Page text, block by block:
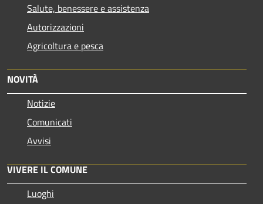
Salute, benessere e assistenza
Autorizzazioni
Agricoltura e pesca
NOVITÀ
Notizie
Comunicati
Avvisi
VIVERE IL COMUNE
Luoghi